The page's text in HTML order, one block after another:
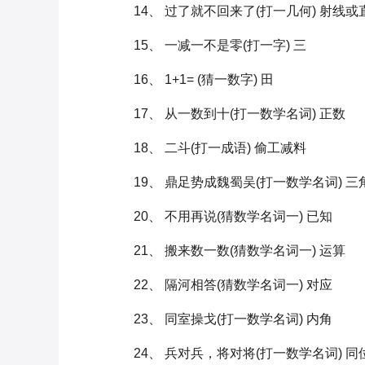
14、 过了就不回来了(打一几何) 射线或
15、 一减一不是零(打一字) 三
16、 1+1= (猜一数字) 田
17、 从一数到十(打一数学名词) 正数
18、 二斗(打一成语) 偷工减料
19、 鼎足势成魏蜀吴(打一数学名词) 三
20、 不用再说(猜数学名词一) 已知
21、 搬来数一数(猜数学名词一) 运算
22、 隔河相答(猜数学名词一) 对应
23、 同室操戈(打一数学名词) 内角
24、 兵对兵，将对将(打一数学名词) 同